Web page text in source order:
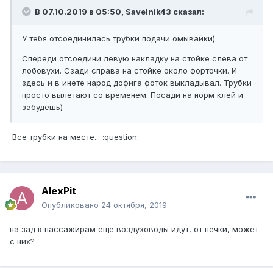
В 07.10.2019 в 05:50, Savelnik43 сказал:
У тебя отсоединилась трубки подачи омывайки)
Спереди отсоедини левую накладку на стойке слева от
лобовухи. Сзади справа на стойке около форточки. И
здесь и в инете народ дофига фоток выкладывал. Трубки
просто вылетают со временем. Посади на норм клей и
забудешь)
Все трубки на месте... :question:
AlexPit
Опубликовано 24 октября, 2019
на зад к пассажирам еще воздуховоды идут, от печки, может
с них?